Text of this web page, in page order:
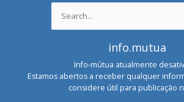
Search
for:
info.mutua
Info-mútua atualmente
Estamos abertos a receber qualquer
considere útil para publicação